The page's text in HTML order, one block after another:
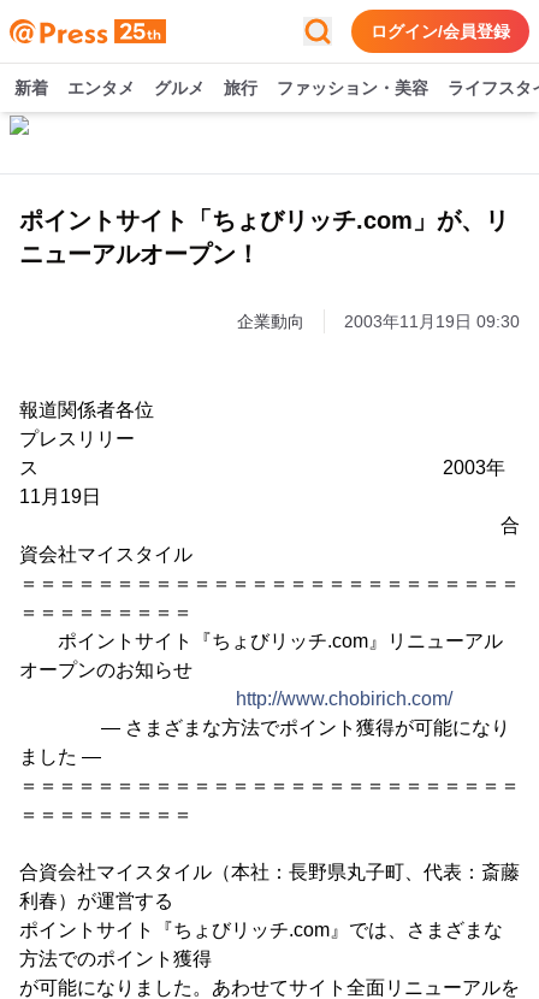
ログイン/会員登録
新着 エンタメ グルメ 旅行 ファッション・美容 ライフスタ
ポイントサイト「ちょびリッチ.com」が、リ
ニューアルオープン！
企業動向 2003年11月19日 09:30
報道関係者各位
プレスリリー
ス 2003年
11月19日
合
資会社マイスタイル
＝＝＝＝＝＝＝＝＝＝＝＝＝＝＝＝＝＝＝＝＝＝＝＝＝＝
＝＝＝＝＝＝＝＝＝
ポイントサイト『ちょびリッチ.com』リニューアル
オープンのお知らせ
http://www.chobirich.com/
― さまざまな方法でポイント獲得が可能になり
ました ―
＝＝＝＝＝＝＝＝＝＝＝＝＝＝＝＝＝＝＝＝＝＝＝＝＝＝
＝＝＝＝＝＝＝＝＝
合資会社マイスタイル（本社：長野県丸子町、代表：斎藤
利春）が運営する
ポイントサイト『ちょびリッチ.com』では、さまざまな
方法でのポイント獲得
が可能になりました。あわせてサイト全面リニューアルを